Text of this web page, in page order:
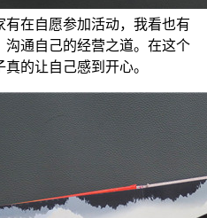
在自愿参加活动，我看也有
通自己的经营之道。在这个
的让自己感到开心。